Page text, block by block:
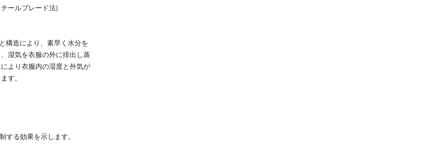
ールブレード法)
構造により、素早く水分を
湿気を衣服の外に排出し蒸
より衣服内の湿度と外気が
す。
する効果を示します。